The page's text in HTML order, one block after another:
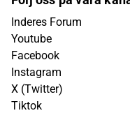
Inderes Forum
Youtube
Facebook
Instagram
X (Twitter)
Tiktok